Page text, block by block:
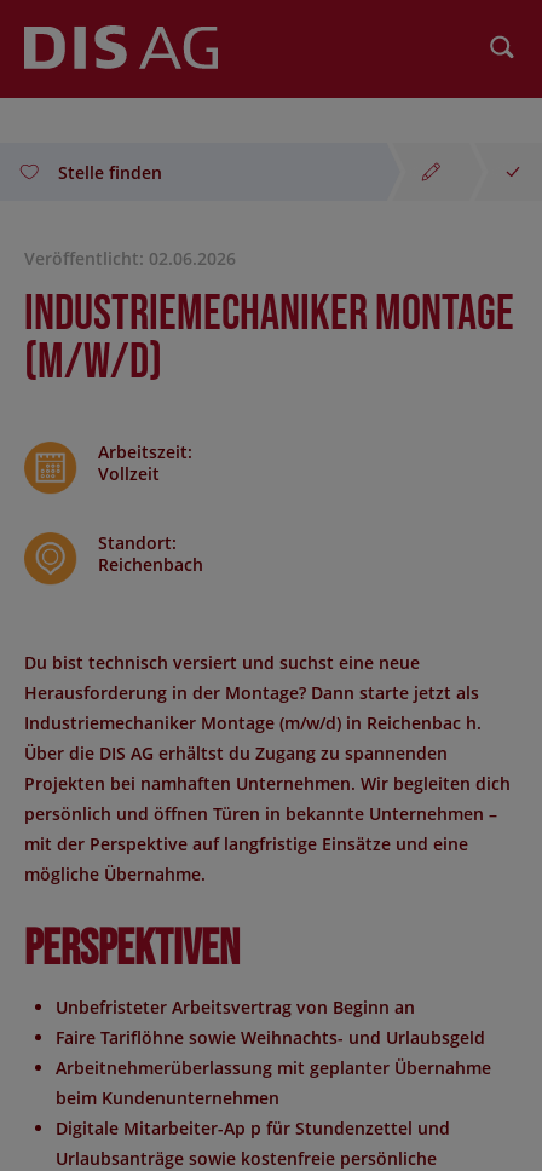
Stelle finden
Veröffentlicht: 02.06.2026
Industriemechaniker Montage
(m/w/d)
Arbeitszeit:
Vollzeit
Standort:
Reichenbach
Du bist technisch versiert und suchst eine neue
Herausforderung in der Montage? Dann starte jetzt als
Industriemechaniker Montage (m/w/d) in Reichenbac h.
Über die DIS AG erhältst du Zugang zu spannenden
Projekten bei namhaften Unternehmen. Wir begleiten dich
persönlich und öffnen Türen in bekannte Unternehmen –
mit der Perspektive auf langfristige Einsätze und eine
mögliche Übernahme.
Perspektiven
Unbefristeter Arbeitsvertragvon Beginn an
Faire Tariflöhne sowie Weihnachts- und Urlaubsgeld
Arbeitnehmerüberlassung mit geplanter Übernahme
beim Kundenunternehmen
Digitale Mitarbeiter-Ap p für Stundenzettel und
Urlaubsanträge sowie kostenfreie persönliche